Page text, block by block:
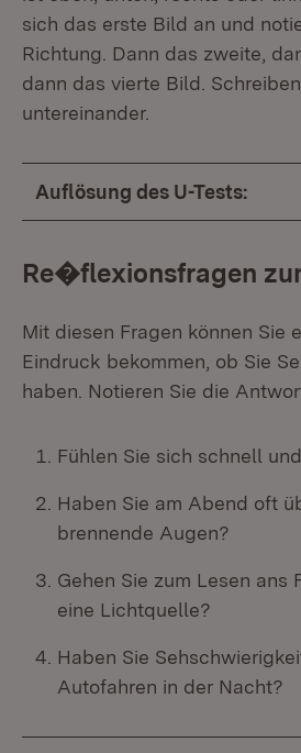
sich das erste Bild an und
Richtung. Dann das zweite,
dann das vierte Bild.
untereinander.
Auflösung des U-Tests:
Re�flexionsfragen
Mit diesen Fragen können Sie
Eindruck bekommen, ob Sie
haben. Notieren Sie die
Fühlen Sie sich schnell
Haben Sie am Abend oft
brennende Augen?
Gehen Sie zum Lesen ans
eine Lichtquelle?
Haben Sie
Autofahren in der Nacht?